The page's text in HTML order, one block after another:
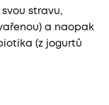
stravu,
a naopak
(z jogurtů